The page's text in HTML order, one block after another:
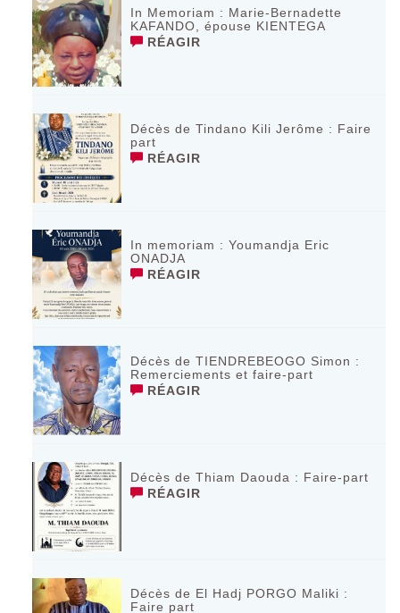
In Memoriam : Marie-Bernadette
KAFANDO, épouse KIENTEGA
RÉAGIR
Décès de Tindano Kili Jerôme : Faire
part
RÉAGIR
In memoriam : Youmandja Eric
ONADJA
RÉAGIR
Décès de TIENDREBEOGO Simon :
Remerciements et faire-part
RÉAGIR
Décès de Thiam Daouda : Faire-part
RÉAGIR
Décès de El Hadj PORGO Maliki :
Faire part